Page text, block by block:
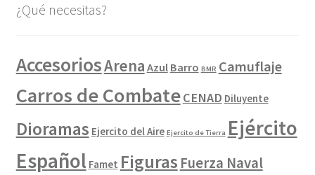
¿Qué necesitas?
AccesoriosArena Azul Barro BMR Camuflaje
Carros de CombateCENAD Diluyente
Dioramas Ejercito del Aire Ejercito de Tierra Ejército
Español Famet Figuras Fuerza Naval